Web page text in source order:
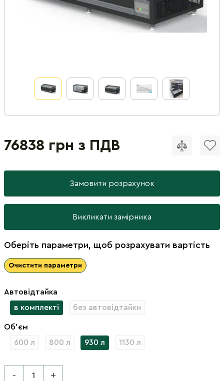
76838 грн з ПДВ
Замовити розрахунок
Викликати замірника
Оберіть параметри, щоб розрахувати вартість
Очистити параметри
Автовідтайка
в комплекті
без автовідтайки
Об'єм
600 л
800 л 930 л 1130 л
- +